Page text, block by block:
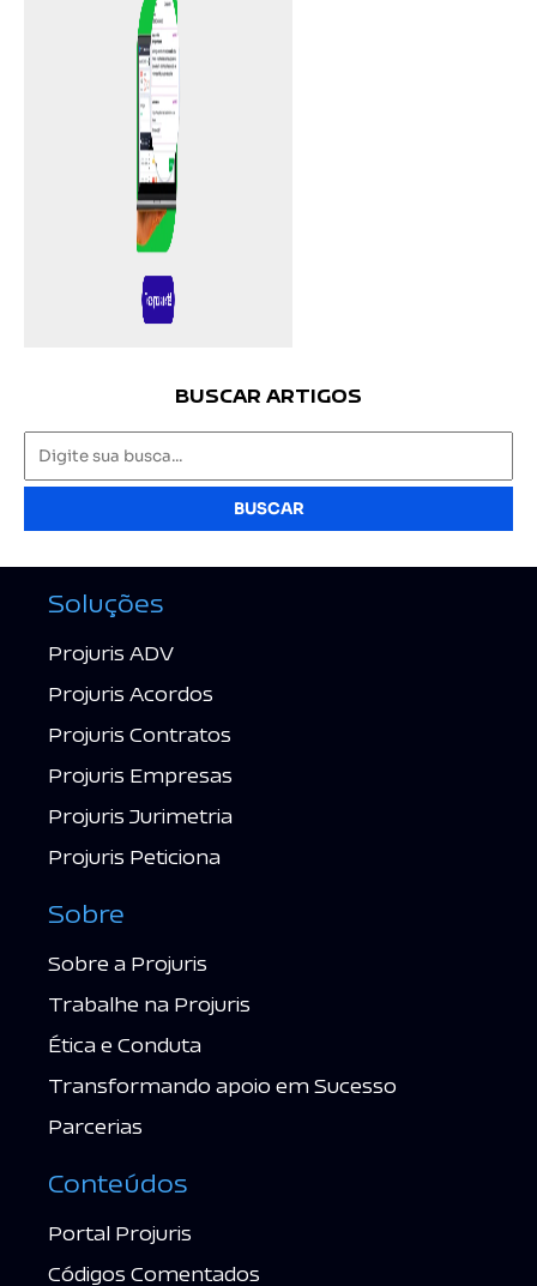
BUSCAR ARTIGOS
BUSCAR
Soluções
Projuris ADV
Projuris Acordos
Projuris Contratos
Projuris Empresas
Projuris Jurimetria
Projuris Peticiona
Sobre
Sobre a Projuris
Trabalhe na Projuris
Ética e Conduta
Transformando apoio em Sucesso
Parcerias
Conteúdos
Portal Projuris
Códigos Comentados